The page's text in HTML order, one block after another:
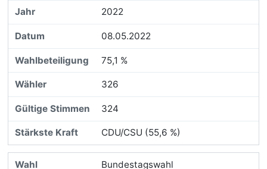
2022
08.05.2022
75,1 %
326
324
CDU/CSU (55,6 %)
Bundestagswahl